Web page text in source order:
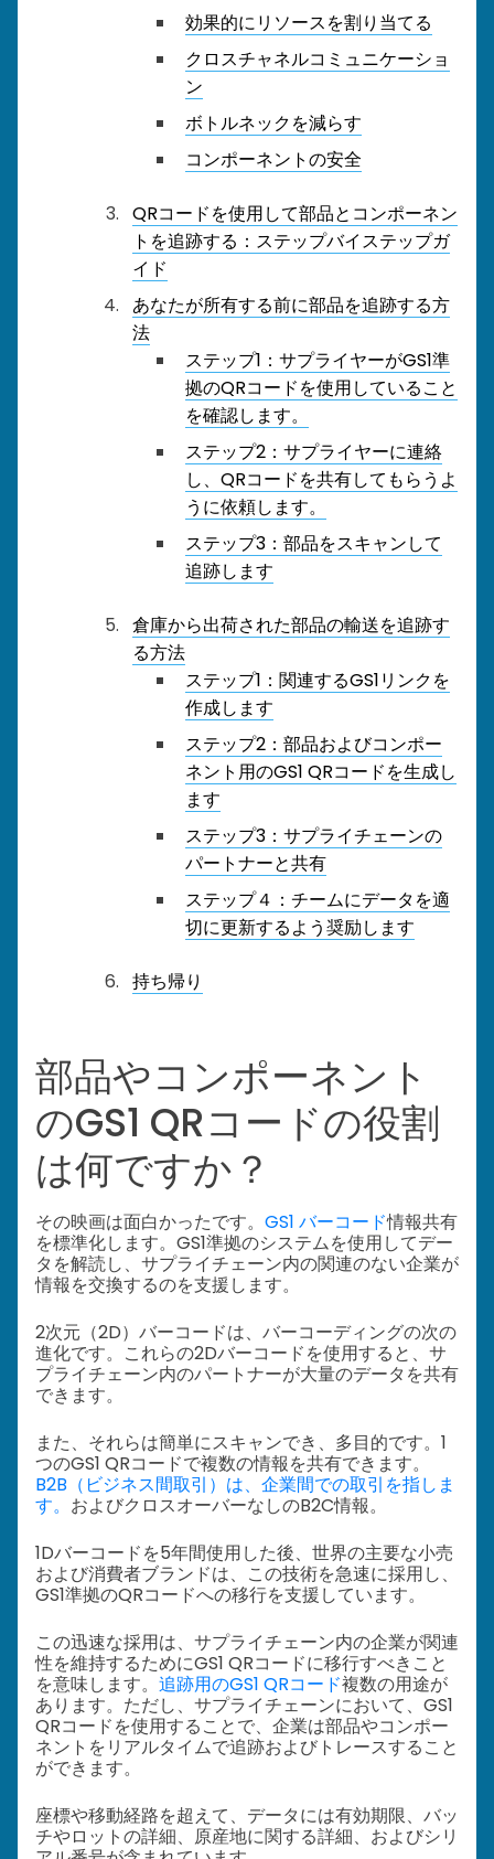
効果的にリソースを割り当てる
クロスチャネルコミュニケーショ
ン
ボトルネックを減らす
コンポーネントの安全
QRコードを使用して部品とコンポーネン
トを追跡する：ステップバイステップガ
イド
あなたが所有する前に部品を追跡する方
法
ステップ1：サプライヤーがGS1準
拠のQRコードを使用していること
を確認します。
ステップ2：サプライヤーに連絡
し、QRコードを共有してもらうよ
うに依頼します。
ステップ3：部品をスキャンして
追跡します
倉庫から出荷された部品の輸送を追跡す
る方法
ステップ1：関連するGS1リンクを
作成します
ステップ2：部品およびコンポー
ネント用のGS1 QRコードを生成し
ます
ステップ3：サプライチェーンの
パートナーと共有
ステップ４：チームにデータを適
切に更新するよう奨励します
持ち帰り
部品やコンポーネント
のGS1 QRコードの役割
は何ですか？
その映画は面白かったです。 GS1 バーコード情報共有
を標準化します。GS1準拠のシステムを使用してデー
タを解読し、サプライチェーン内の関連のない企業が
情報を交換するのを支援します。
2次元（2D）バーコードは、バーコーディングの次の
進化です。これらの2Dバーコードを使用すると、サ
プライチェーン内のパートナーが大量のデータを共有
できます。
また、それらは簡単にスキャンでき、多目的です。1
つのGS1 QRコードで複数の情報を共有できます。
B2B（ビジネス間取引）は、企業間での取引を指しま
す。 およびクロスオーバーなしのB2C情報。
1Dバーコードを5年間使用した後、世界の主要な小売
および消費者ブランドは、この技術を急速に採用し、
GS1準拠のQRコードへの移行を支援しています。
この迅速な採用は、サプライチェーン内の企業が関連
性を維持するためにGS1 QRコードに移行すべきこと
を意味します。 追跡用のGS1 QRコード複数の用途が
あります。ただし、サプライチェーンにおいて、GS1
QRコードを使用することで、企業は部品やコンポー
ネントをリアルタイムで追跡およびトレースすること
ができます。
座標や移動経路を超えて、データには有効期限、バッ
チやロットの詳細、原産地に関する詳細、およびシリ